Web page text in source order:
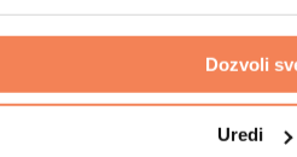
Dozvoli
Uredi